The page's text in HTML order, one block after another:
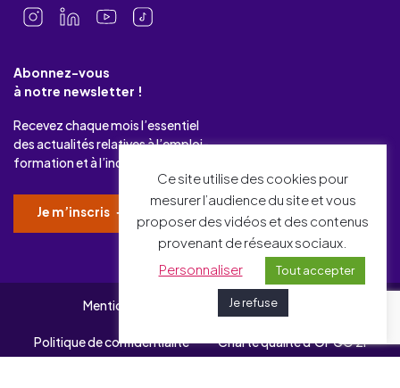
Abonnez-vous
à notre newsletter !
Recevez chaque mois l’essentiel
des actualités relatives à l’emploi-
formation et à l’industrie.
Je m’inscris
Mentions légales Gérer mes cookies
Politique de confidentialité Charte qualité d’OPCO 2i
Ce site utilise des cookies pour
mesurer l’audience du site et vous
proposer des vidéos et des contenus
provenant de réseaux sociaux.
Personnaliser
Tout accepter
Je refuse